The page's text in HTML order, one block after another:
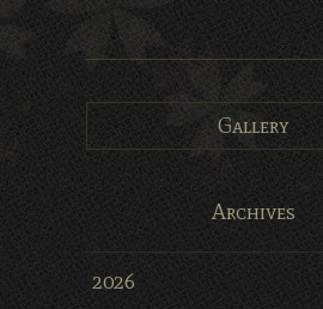
Gallery
Archives
2026